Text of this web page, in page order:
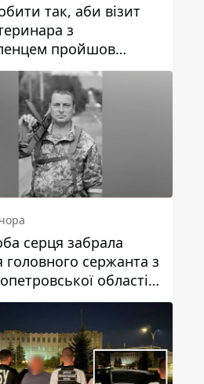
так, аби візит
з
пройшов
прості поради
серця забрала
головного сержанта з
області